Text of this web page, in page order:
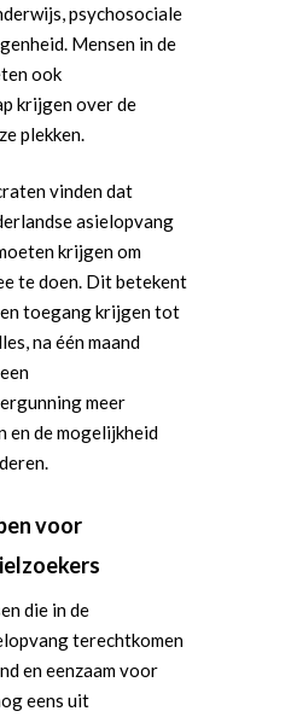
psychosociale
Mensen in de
ook
krijgen over de
plekken.
vinden dat
asielopvang
krijgen om
te doen. Dit betekent
toegang krijgen tot
na één maand
meer
en de mogelijkheid
voor
die in de
terechtkomen
en eenzaam voor
eens uit
Nieuws en Vacatures
Buitenlandse Zaken &
Duurzaamheid
Economie, Financiën &
Zaken
Europese Unie
Migratie & Asiel
Sport
Politiek Adviseurs
Congressen
Vrienden van de Jonge
Democraten
Partners
Vertrouwenspersonen
Afdelingen
Fryslân
Groningen-Drenthe
Leiden-Haaglanden
Rotterdam-Zeeland